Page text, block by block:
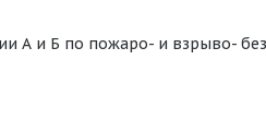
А и Б по пожаро- и взрыво-